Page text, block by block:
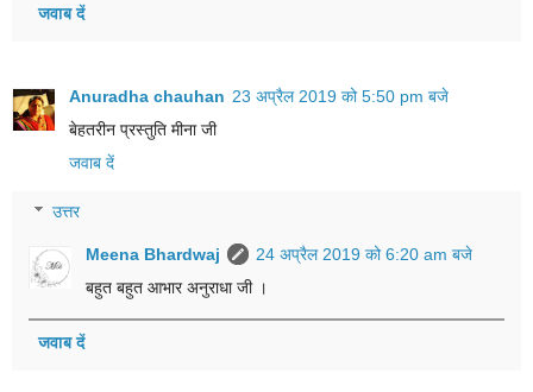
जवाब दें
Anuradha chauhan 23 अप्रैल 2019 को 5:50 pm बजे
बेहतरीन प्रस्तुति मीना जी
जवाब दें
उत्तर
Meena Bhardwaj
24 अप्रैल 2019 को 6:20 am बजे
बहुत बहुत आभार अनुराधा जी ।
जवाब दें